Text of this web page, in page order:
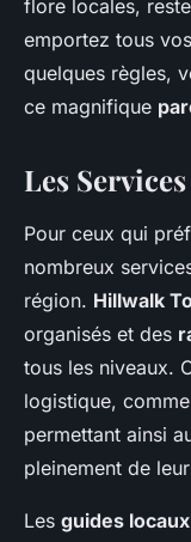
flore locales,
emportez tous
quelques règles,
ce magnifique
Les
Pour ceux qui
nombreux
région. Hillwalk
organisés et des
tous les niveaux.
logistique,
permettant ainsi
pleinement de
Les guides locaux